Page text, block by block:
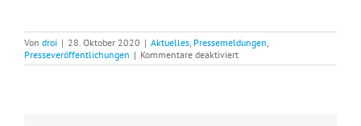
Von droi | 28. Oktober 2020 | Aktuelles Pressemeldungen
Presseveröffentlichungen | Kommentare deaktiviertfür
Enthüllt: